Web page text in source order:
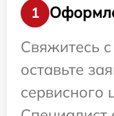
1
Свяжитесь
оставьте
сервисного